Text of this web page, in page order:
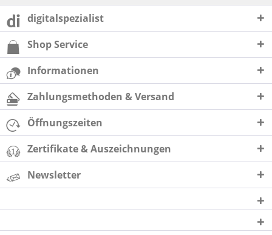
digitalspezialist
Shop Service
Informationen
Zahlungsmethoden & Versand
Öffnungszeiten
Zertifikate & Auszeichnungen
Newsletter